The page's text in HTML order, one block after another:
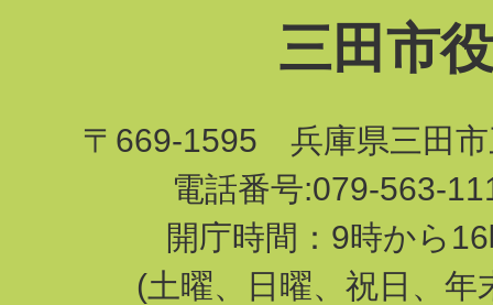
三田市
〒669-1595 兵庫県三田市
電話番号:079-563-
開庁時間：9時から
(土曜、日曜、祝日、年